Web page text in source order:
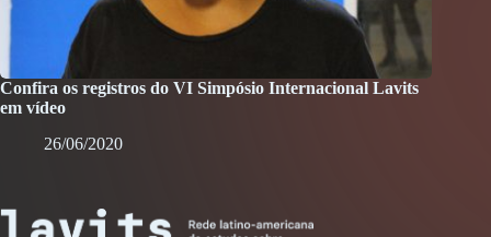
Confira os registros do VI Simpósio Internacional Lavits
em vídeo
26/06/2020